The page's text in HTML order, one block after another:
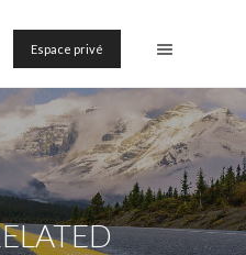
Espace privé